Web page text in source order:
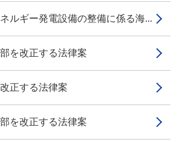
ルギー発電設備の整備に係る海...
を改正する法律案
正する法律案
を改正する法律案